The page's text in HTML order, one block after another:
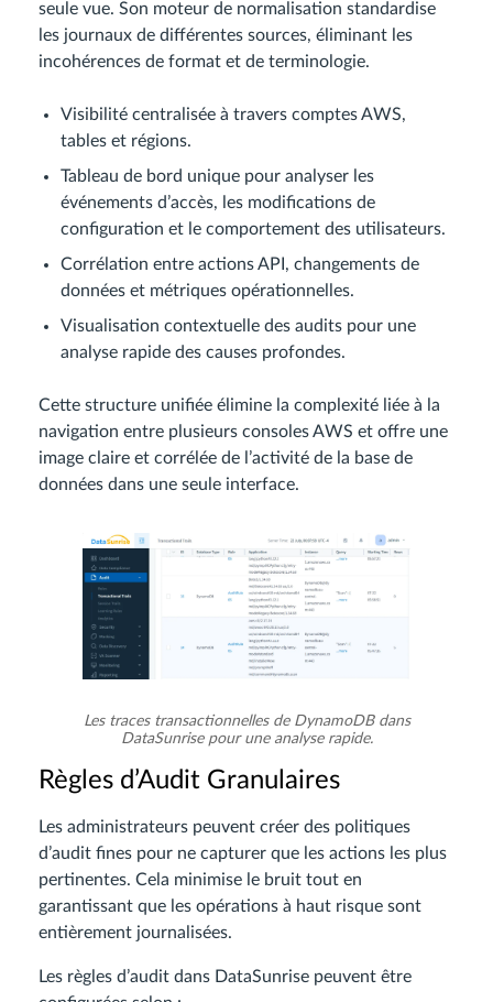
seule vue. Son moteur de normalisation standardise
les journaux de différentes sources, éliminant les
incohérences de format et de terminologie.
Visibilité centralisée à travers comptes AWS,
tables et régions.
Tableau de bord unique pour analyser les
événements d’accès, les modifications de
configuration et le comportement des utilisateurs.
Corrélation entre actions API, changements de
données et métriques opérationnelles.
Visualisation contextuelle des audits pour une
analyse rapide des causes profondes.
Cette structure unifiée élimine la complexité liée à la
navigation entre plusieurs consoles AWS et offre une
image claire et corrélée de l’activité de la base de
données dans une seule interface.
Les traces transactionnelles de DynamoDB dans
DataSunrise pour une analyse rapide.
Règles d’Audit Granulaires
Les administrateurs peuvent créer des politiques
d’audit fines pour ne capturer que les actions les plus
pertinentes. Cela minimise le bruit tout en
garantissant que les opérations à haut risque sont
entièrement journalisées.
Les règles d’audit dans DataSunrise peuvent être